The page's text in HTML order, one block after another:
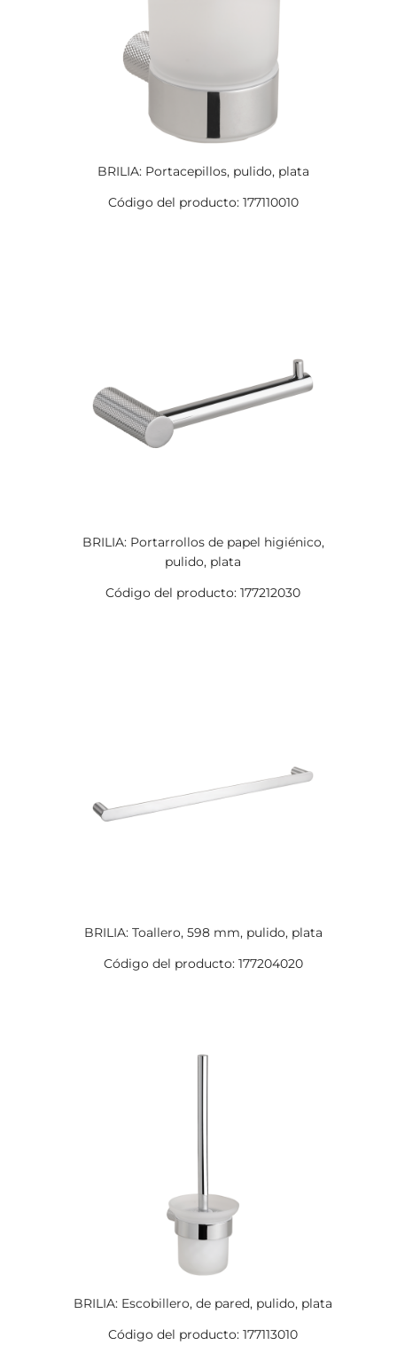
BRILIA: Portacepillos, pulido, plata
Código del producto: 177110010
BRILIA: Portarrollos de papel higiénico,
pulido, plata
Código del producto: 177212030
BRILIA: Toallero, 598 mm, pulido, plata
Código del producto: 177204020
BRILIA: Escobillero, de pared, pulido, plata
Código del producto: 177113010